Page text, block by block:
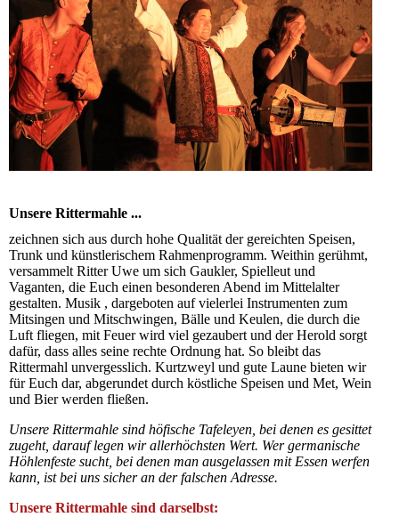
Unsere Rittermahle ...
zeichnen sich aus durch hohe Qualität der gereichten Speisen,
Trunk und künstlerischem Rahmenprogramm. Weithin gerühmt,
versammelt Ritter Uwe um sich Gaukler, Spielleut und
Vaganten, die Euch einen besonderen Abend im Mittelalter
gestalten. Musik , dargeboten auf vielerlei Instrumenten zum
Mitsingen und Mitschwingen, Bälle und Keulen, die durch die
Luft fliegen, mit Feuer wird viel gezaubert und der Herold sorgt
dafür, dass alles seine rechte Ordnung hat. So bleibt das
Rittermahl unvergesslich. Kurtzweyl und gute Laune bieten wir
für Euch dar, abgerundet durch köstliche Speisen und Met, Wein
und Bier werden fließen.
Unsere Rittermahle sind höfische Tafeleyen, bei denen es gesittet
zugeht, darauf legen wir allerhöchsten Wert. Wer germanische
Höhlenfeste sucht, bei denen man ausgelassen mit Essen werfen
kann, ist bei uns sicher an der falschen Adresse.
Unsere Rittermahle sind darselbst: